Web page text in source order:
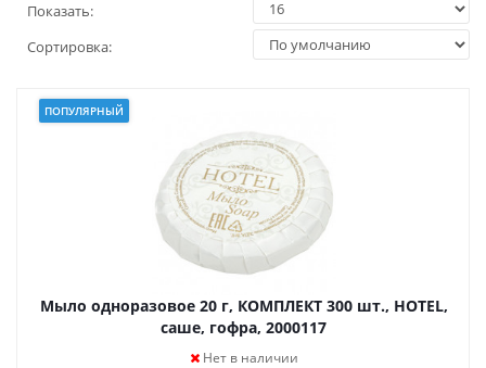
Показать:
Сортировка:
ПОПУЛЯРНЫЙ
Мыло одноразовое 20 г, КОМПЛЕКТ 300 шт., HOTEL,
саше, гофра, 2000117
Нет в наличии